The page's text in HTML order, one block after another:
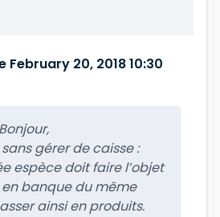
February 20, 2018 10:30
Bonjour,
gérer de caisse :
espèce doit faire l’objet
en banque du même
ainsi en produits.